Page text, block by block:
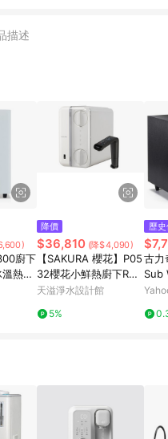
回饋點數計算將排除訂
心，並由康達盛通生活
，將不定期推出精選、
描述
廚下
熱飲
降價
$36,810 (降$4,090)
【SAKURA 櫻花】P05
32櫻花小鮮熱廚下RO
淨熱飲【600加侖直輸
統｜贈安裝服務｜櫻花
天溢淨水設計館
5%
歷
古力
Sub
音